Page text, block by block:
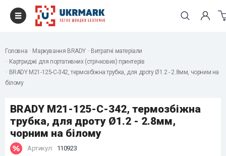
Головна Маркування BRADY
Витратні матеріали
Картриджі для портативних (стрічкових) принтерів
BRADY M21-125-C-342, термозбіжна трубка, для дроту Ø1.2 - 2.8мм, чорним на
білому
BRADY M21-125-C-342, термозбіжна
трубка, для дроту Ø1.2 - 2.8мм,
чорним на білому
Артикул: 110923